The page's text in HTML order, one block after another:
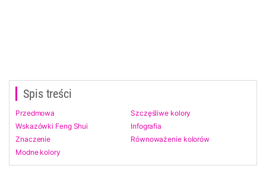
Spis treści
Przedmowa
Szczęśliwe kolory
Wskazówki Feng Shui
Infografia
Znaczenie
Równoważenie kolorów
Modne kolory